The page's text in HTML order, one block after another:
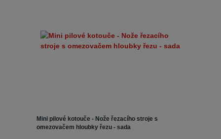
Mini pilové kotouče - Nože řezacího stroje s
omezovačem hloubky řezu - sada